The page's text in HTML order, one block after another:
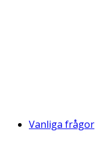
Vanliga frågor